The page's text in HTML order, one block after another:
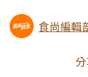
食尚編輯
分